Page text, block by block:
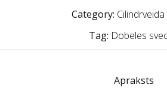
Category:
Tag: Dobeles
Apraksts